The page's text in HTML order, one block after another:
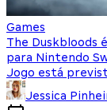
Games
The Duskbloods
para Nintendo
Jogo está
Jessica